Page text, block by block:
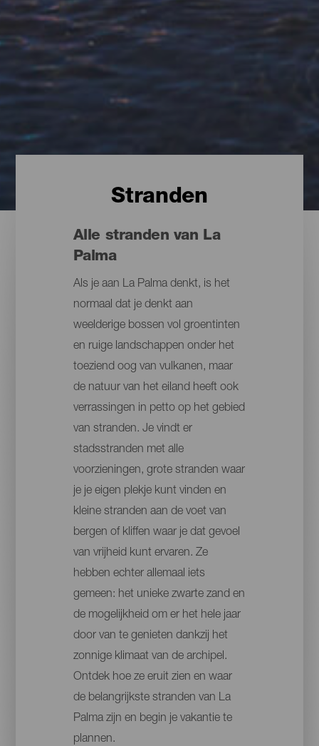
Stranden
Alle stranden van La
Palma
Als je aan La Palma denkt, is het
normaal dat je denkt aan
weelderige bossen vol groentinten
en ruige landschappen onder het
toeziend oog van vulkanen, maar
de natuur van het eiland heeft ook
verrassingen in petto op het gebied
van stranden. Je vindt er
stadsstranden met alle
voorzieningen, grote stranden waar
je je eigen plekje kunt vinden en
kleine stranden aan de voet van
bergen of kliffen waar je dat gevoel
van vrijheid kunt ervaren. Ze
hebben echter allemaal iets
gemeen: het unieke zwarte zand en
de mogelijkheid om er het hele jaar
door van te genieten dankzij het
zonnige klimaat van de archipel.
Ontdek hoe ze eruit zien en waar
de belangrijkste stranden van La
Palma zijn en begin je vakantie te
plannen.